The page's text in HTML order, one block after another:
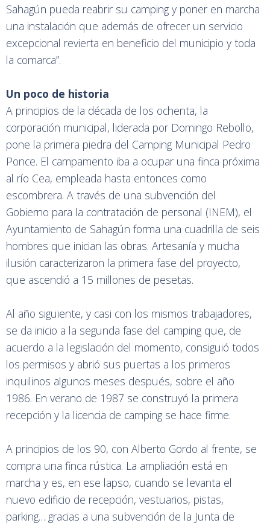
Sahagún pueda reabrir su camping y poner en marcha
una instalación que además de ofrecer un servicio
excepcional revierta en beneficio del municipio y toda
la comarca”.
Un poco de historia
A principios de la década de los ochenta, la
corporación municipal, liderada por Domingo Rebollo,
pone la primera piedra del Camping Municipal Pedro
Ponce. El campamento iba a ocupar una finca próxima
al río Cea, empleada hasta entonces como
escombrera. A través de una subvención del
Gobierno para la contratación de personal (INEM), el
Ayuntamiento de Sahagún forma una cuadrilla de seis
hombres que inician las obras. Artesanía y mucha
ilusión caracterizaron la primera fase del proyecto,
que ascendió a 15 millones de pesetas.
Al año siguiente, y casi con los mismos trabajadores,
se da inicio a la segunda fase del camping que, de
acuerdo a la legislación del momento, consiguió todos
los permisos y abrió sus puertas a los primeros
inquilinos algunos meses después, sobre el año
1986. En verano de 1987 se construyó la primera
recepción y la licencia de camping se hace firme.
A principios de los 90, con Alberto Gordo al frente, se
compra una finca rústica. La ampliación está en
marcha y es, en ese lapso, cuando se levanta el
nuevo edificio de recepción, vestuarios, pistas,
parking… gracias a una subvención de la Junta de